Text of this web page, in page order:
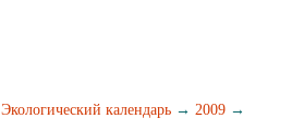
Экологический календарь → 2009 →